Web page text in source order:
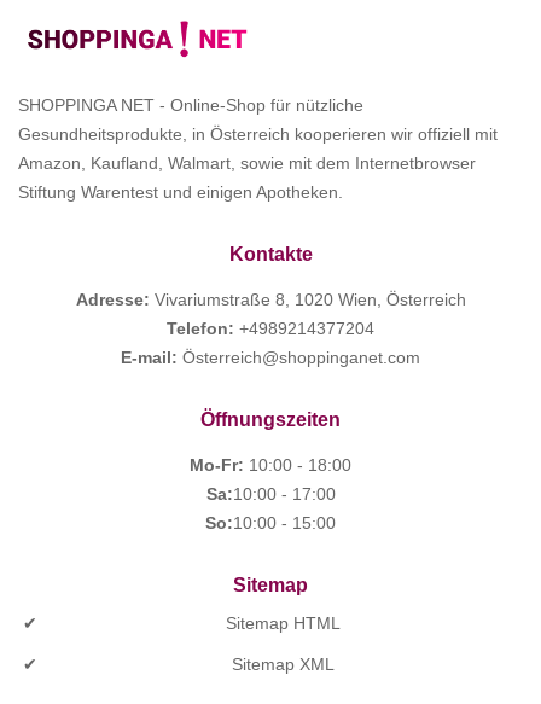
SHOPPINGA NET - Online-Shop für nützliche
Gesundheitsprodukte, in Österreich kooperieren wir offiziell mit
Amazon, Kaufland, Walmart, sowie mit dem Internetbrowser
Stiftung Warentest und einigen Apotheken.
Kontakte
Adresse: Vivariumstraße 8, 1020 Wien, Österreich
Telefon: +4989214377204
E-mail: Österreich@shoppinganet.com
Öffnungszeiten
Mo-Fr: 10:00 - 18:00
Sa:10:00 - 17:00
So:10:00 - 15:00
Sitemap
Sitemap HTML
Sitemap XML